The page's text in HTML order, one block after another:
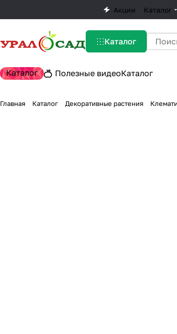
Акции Каталог
Каталог
Каталог Полезные видеоКаталог
Главная Каталог Декоративные растения